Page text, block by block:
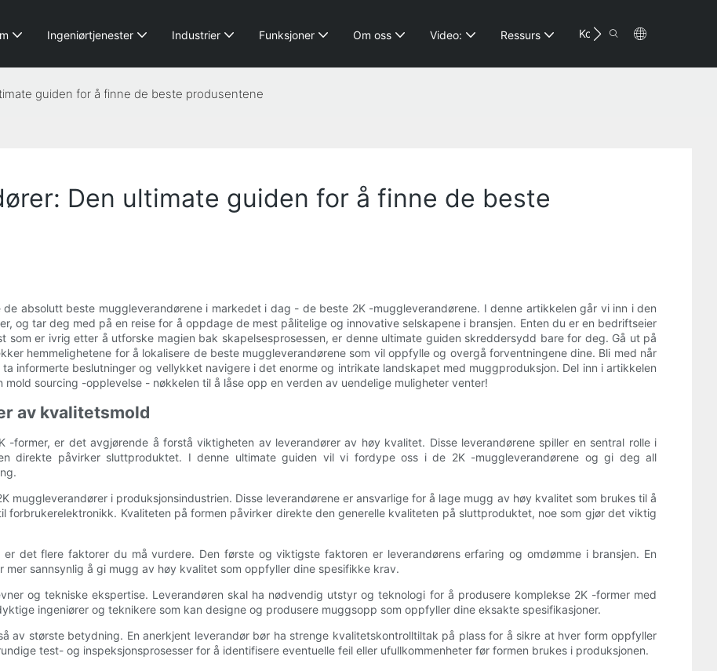
Ingeniørtjenester Industrier Funksjoner Om oss Video: Ressurs Kontakt
guiden for å finne de beste produsentene
Den ultimate guiden for å finne de beste
absolutt beste muggleverandørene i markedet i dag - de beste 2K -muggleverandørene. I denne artikkelen går vi inn i den
og tar deg med på en reise for å oppdage de mest pålitelige og innovative selskapene i bransjen. Enten du er en bedriftseier
som er ivrig etter å utforske magien bak skapelsesprosessen, er denne ultimate guiden skreddersydd bare for deg. Gå ut på
hemmelighetene for å lokalisere de beste muggleverandørene som vil oppfylle og overgå forventningene dine. Bli med når
informerte beslutninger og vellykket navigere i det enorme og intrikate landskapet med muggproduksjon. Del inn i artikkelen
sourcing -opplevelse - nøkkelen til å låse opp en verden av uendelige muligheter venter!
av kvalitetsmold
former, er det avgjørende å forstå viktigheten av leverandører av høy kvalitet. Disse leverandørene spiller en sentral rolle i
direkte påvirker sluttproduktet. I denne ultimate guiden vil vi fordype oss i de 2K -muggleverandørene og gi deg all
muggleverandører i produksjonsindustrien. Disse leverandørene er ansvarlige for å lage mugg av høy kvalitet som brukes til å
Kvaliteten på formen påvirker direkte den generelle kvaliteten på sluttproduktet, noe som gjør det viktig
det flere faktorer du må vurdere. Den første og viktigste faktoren er leverandørens erfaring og omdømme i bransjen. En
sannsynlig å gi mugg av høy kvalitet som oppfyller dine spesifikke krav.
og tekniske ekspertise. Leverandøren skal ha nødvendig utstyr og teknologi for å produsere komplekse 2K -former med
ingeniører og teknikere som kan designe og produsere muggsopp som oppfyller dine eksakte spesifikasjoner.
av største betydning. En anerkjent leverandør bør ha strenge kvalitetskontrolltiltak på plass for å sikre at hver form oppfyller
test- og inspeksjonsprosesser for å identifisere eventuelle feil eller ufullkommenheter før formen brukes i produksjonen.